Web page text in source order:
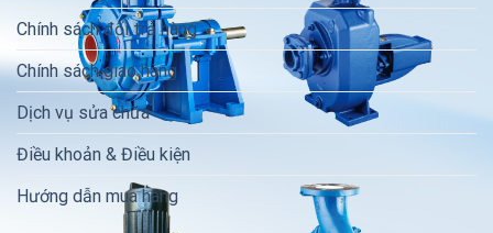
Chính sách đổi trả hàng
Chính sách giao hàng
Dịch vụ sửa chữa
Điều khoản & Điều kiện
Hướng dẫn mua hàng